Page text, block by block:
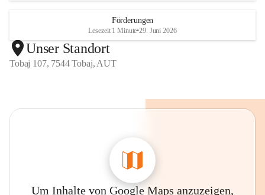
Förderungen
Lesezeit 1 Minute•29. Juni 2026
Unser Standort
Tobaj 107, 7544 Tobaj, AUT
Um Inhalte von Google Maps anzuzeigen,